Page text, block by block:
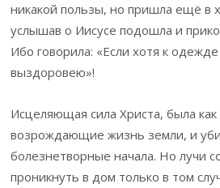
никакой пользы, но пришла ещё в
услышав о Иисусе подошла и
Ибо говорила: «Если хотя к
выздоровею»!
Исцеляющая сила Христа, была как
возрождающие жизнь земли, и
болезнетворные начала. Но лучи
проникнуть в дом только в том